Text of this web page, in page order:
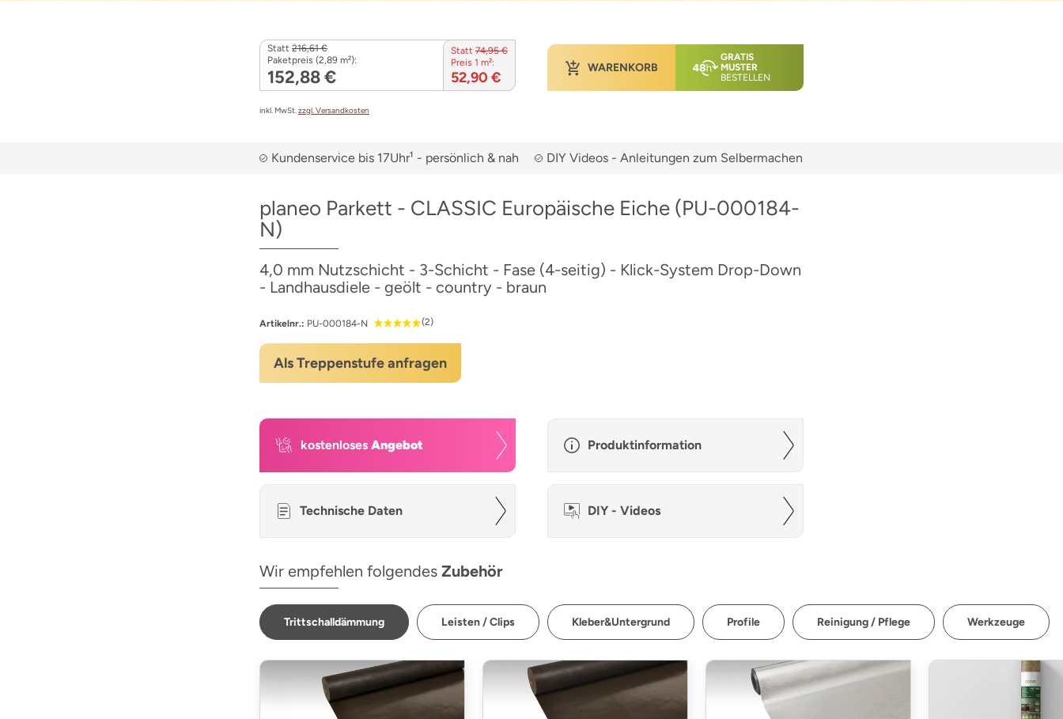
Statt 216,61 €
Paketpreis (2,89 m²):
152,88 €
Statt 74,95 €
Preis 1 m²:
52,90 €
WARENKORB
GRATIS
MUSTER
BESTELLEN
inkl. MwSt.zzgl. Versandkosten
Kundenservice bis 17Uhr¹ - persönlich & nah DIY Videos - Anleitungen zum Selbermachen
planeo Parkett - CLASSIC Europäische Eiche (PU-000184-
N)
4,0 mm Nutzschicht - 3-Schicht - Fase (4-seitig) - Klick-System Drop-Down
- Landhausdiele - geölt - country - braun
Artikelnr.: PU-000184-N (2)
Als Treppenstufe anfragen
kostenloses Angebot Produktinformation
Technische Daten DIY - Videos
Wir empfehlen folgendes Zubehör
Trittschalldämmung Leisten / Clips Kleber&Untergrund Profile Reinigung / Pflege Werkzeuge